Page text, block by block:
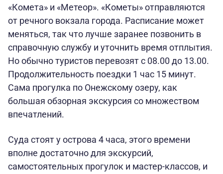
«Комета» и «Метеор». «Кометы» отправляются
от речного вокзала города. Расписание может
меняться, так что лучше заранее позвонить в
справочную службу и уточнить время отплытия.
Но обычно туристов перевозят с 08.00 до 13.00.
Продолжительность поездки 1 час 15 минут.
Сама прогулка по Онежскому озеру, как
большая обзорная экскурсия со множеством
впечатлений.
Суда стоят у острова 4 часа, этого времени
вполне достаточно для экскурсий,
самостоятельных прогулок и мастер-классов, и